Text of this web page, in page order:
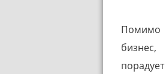
Помимо
бизнес,